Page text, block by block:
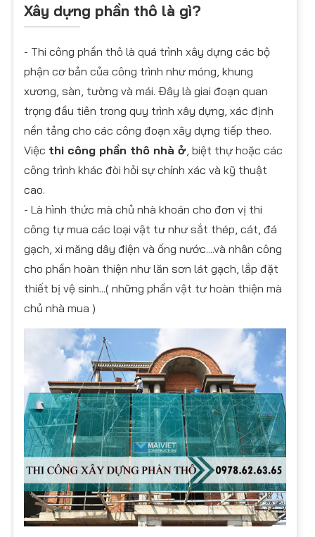
​Xây dựng phần thô là gì?
- Thi công phần thô là quá trình xây dựng các bộ
phận cơ bản của công trình như móng, khung
xương, sàn, tường và mái. Đây là giai đoạn quan
trọng đầu tiên trong quy trình xây dựng, xác định
nền tảng cho các công đoạn xây dựng tiếp theo.
Việc thi công phần thô nhà ở, biệt thự hoặc các
công trình khác đòi hỏi sự chính xác và kỹ thuật
cao.
- Là hình thức mà chủ nhà khoán cho đơn vị thi
công tự mua các loại vật tư như sắt thép, cát, đá
gạch, xi măng dây điện và ống nước....và nhân công
cho phần hoàn thiện như lăn sơn lát gạch, lắp đặt
thiết bị vệ sinh...( những phần vật tư hoàn thiện mà
chủ nhà mua )